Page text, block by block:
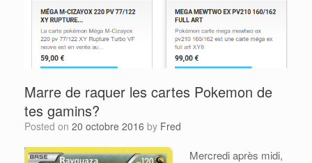
Marre de raquer les cartes Pokemon de
tes gamins?
Posted on 20 octobre 2016 by Fred
Mercredi après midi,